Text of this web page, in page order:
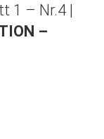
1 – Nr.4 |
–